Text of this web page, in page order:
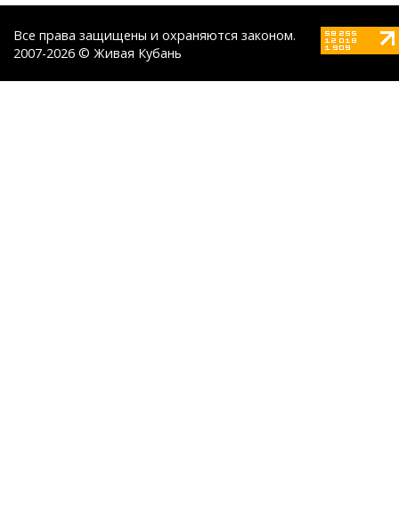
Все права защищены и охраняются законом.
2007-2026 © Живая Кубань